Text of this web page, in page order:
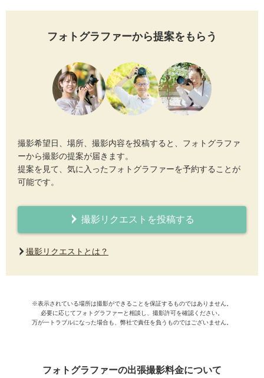
フォトグラファーから提案をもらう
撮影希望日、場所、撮影内容を投稿すると、フォトグラファ
ーから撮影の提案が届きます。
提案を見て、気に入ったフォトグラファーを予約することが
可能です。
撮影リクエストを投稿する
撮影リクエストとは？
※表示されている場所は撮影ができることを保証するものではありません。
必要に応じてフォトグラファーと相談し、撮影許可を確認ください。
万が一トラブルになった場合も、弊社で責任を負うものではございません。
フォトグラファーの出張撮影料金について